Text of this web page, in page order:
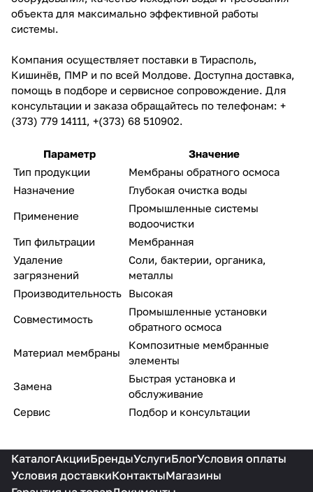
объекта для максимально эффективной работы
системы.
Компания осуществляет поставки в Тирасполь,
Кишинёв, ПМР и по всей Молдове. Доступна доставка,
помощь в подборе и сервисное сопровождение. Для
консультации и заказа обращайтесь по телефонам: +
(373) 779 14111, +(373) 68 510902.
Параметр
Значение
Тип продукции
Мембраны обратного осмоса
Назначение
Глубокая очистка воды
Применение
Промышленные системы
водоочистки
Тип фильтрации
Мембранная
Удаление
загрязнений
Соли, бактерии, органика,
металлы
Производительность
Высокая
Совместимость
Промышленные установки
обратного осмоса
Материал мембраны
Композитные мембранные
элементы
Замена
Быстрая установка и
обслуживание
Сервис
Подбор и консультации
КаталогАкцииБрендыУслугиБлогУсловия оплаты
Условия доставкиКонтактыМагазины